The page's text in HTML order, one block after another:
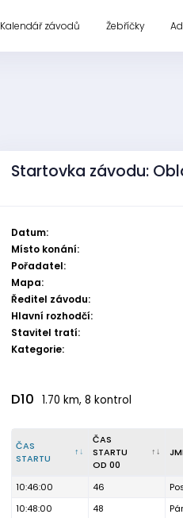
Kalendář závodů Žebříčky
Startovka závodu:
Datum:
Místo konání:
Pořadatel:
Mapa:
Ředitel závodu:
Hlavní rozhodčí:
Stavitel tratí:
Kategorie:
D10 1.70 km, 8 kontrol
ČAS
STARTU
ČAS
STARTU
OD 00
10:46:00 46
10:48:00
48